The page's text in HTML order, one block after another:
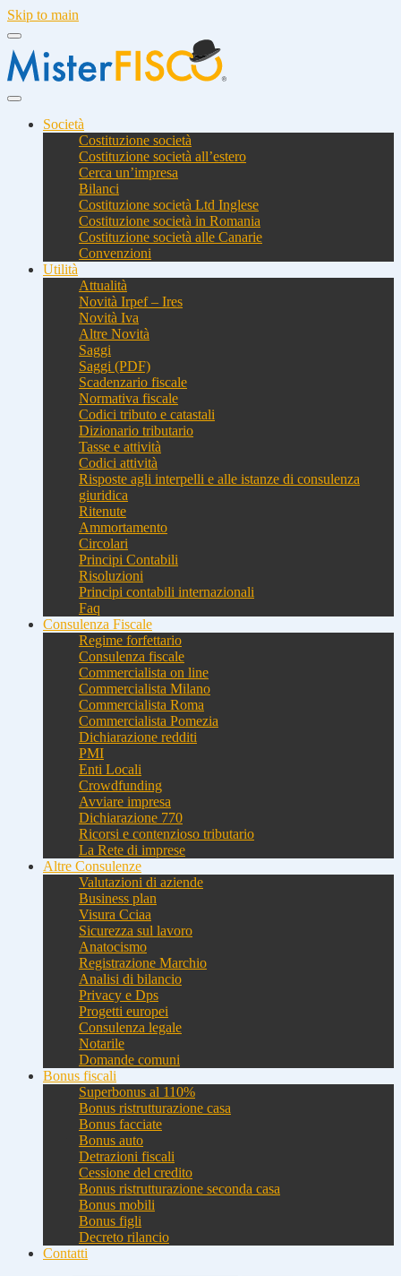
Skip to main
Società
Costituzione società
Costituzione società all’estero
Cerca un’impresa
Bilanci
Costituzione società Ltd Inglese
Costituzione società in Romania
Costituzione società alle Canarie
Convenzioni
Utilità
Attualità
Novità Irpef – Ires
Novità Iva
Altre Novità
Saggi
Saggi (PDF)
Scadenzario fiscale
Normativa fiscale
Codici tributo e catastali
Dizionario tributario
Tasse e attività
Codici attività
Risposte agli interpelli e alle istanze di consulenza
giuridica
Ritenute
Ammortamento
Circolari
Principi Contabili
Risoluzioni
Principi contabili internazionali
Faq
Consulenza Fiscale
Regime forfettario
Consulenza fiscale
Commercialista on line
Commercialista Milano
Commercialista Roma
Commercialista Pomezia
Dichiarazione redditi
PMI
Enti Locali
Crowdfunding
Avviare impresa
Dichiarazione 770
Ricorsi e contenzioso tributario
La Rete di imprese
Altre Consulenze
Valutazioni di aziende
Business plan
Visura Cciaa
Sicurezza sul lavoro
Anatocismo
Registrazione Marchio
Analisi di bilancio
Privacy e Dps
Progetti europei
Consulenza legale
Notarile
Domande comuni
Bonus fiscali
Superbonus al 110%
Bonus ristrutturazione casa
Bonus facciate
Bonus auto
Detrazioni fiscali
Cessione del credito
Bonus ristrutturazione seconda casa
Bonus mobili
Bonus figli
Decreto rilancio
Contatti